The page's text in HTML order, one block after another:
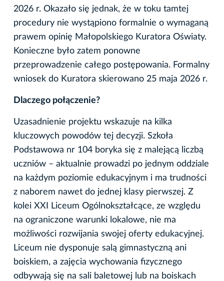
2026 r. Okazało się jednak, że w toku tamtej
procedury nie wystąpiono formalnie o wymaganą
prawem opinię Małopolskiego Kuratora Oświaty.
Konieczne było zatem ponowne
przeprowadzenie całego postępowania. Formalny
wniosek do Kuratora skierowano 25 maja 2026 r.
Dlaczego połączenie?
Uzasadnienie projektu wskazuje na kilka
kluczowych powodów tej decyzji. Szkoła
Podstawowa nr 104 boryka się z malejącą liczbą
uczniów – aktualnie prowadzi po jednym oddziale
na każdym poziomie edukacyjnym i ma trudności
z naborem nawet do jednej klasy pierwszej. Z
kolei XXI Liceum Ogólnokształcące, ze względu
na ograniczone warunki lokalowe, nie ma
możliwości rozwijania swojej oferty edukacyjnej.
Liceum nie dysponuje salą gimnastyczną ani
boiskiem, a zajęcia wychowania fizycznego
odbywają się na sali baletowej lub na boiskach